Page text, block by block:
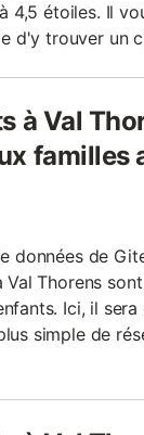
4,5 étoiles. Il
d'y trouver un
à Val
familles
données de
Val Thorens
Ici, il sera
simple de